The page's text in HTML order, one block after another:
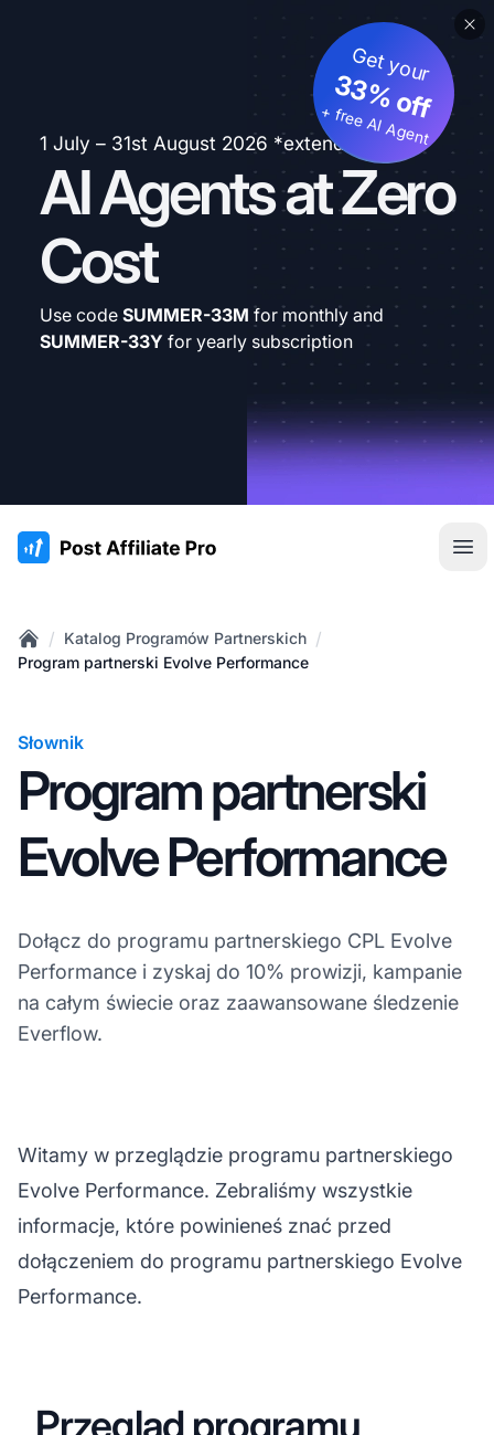
1 July – 31st August 2026 *extended
AI Agents at Zero
Cost
Get your
33% off
+ free AI Agent
Use code SUMMER-33M for monthly and
SUMMER-33Y for yearly subscription
:site.title
Home
/ Katalog Programów Partnerskich /
Program partnerski Evolve Performance
Słownik
Program partnerski
Evolve Performance
Dołącz do programu partnerskiego CPL Evolve
Performance i zyskaj do 10% prowizji, kampanie
na całym świecie oraz zaawansowane śledzenie
Everflow.
Witamy w przeglądzie programu partnerskiego
Evolve Performance. Zebraliśmy wszystkie
informacje, które powinieneś znać przed
dołączeniem do programu partnerskiego Evolve
Performance.
Przegląd programu